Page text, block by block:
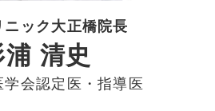
ニック大正橋院長
清史
学会認定医・指導医